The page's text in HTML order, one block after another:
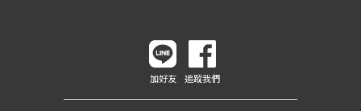
加好友 追蹤我們